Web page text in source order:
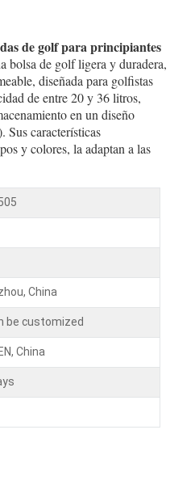
de golf para principiantes
bolsa de golf ligera y duradera,
diseñada para golfistas
de entre 20 y 36 litros,
en un diseño
Sus características
y colores, la adaptan a las
China
be customized
China